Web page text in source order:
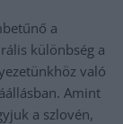
a
különbség a
való
Amint
a szlovén,